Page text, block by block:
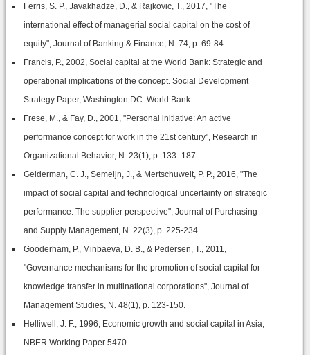
Ferris, S. P., Javakhadze, D., & Rajkovic, T., 2017, "The
international effect of managerial social capital on the cost of
equity", Journal of Banking & Finance, N. 74, p. 69-84.
Francis, P., 2002, Social capital at the World Bank: Strategic and
operational implications of the concept. Social Development
Strategy Paper, Washington DC: World Bank.
Frese, M., & Fay, D., 2001, "Personal initiative: An active
performance concept for work in the 21st century", Research in
Organizational Behavior, N. 23(1), p. 133–187.
Gelderman, C. J., Semeijn, J., & Mertschuweit, P. P., 2016, "The
impact of social capital and technological uncertainty on strategic
performance: The supplier perspective", Journal of Purchasing
and Supply Management, N. 22(3), p. 225-234.
Gooderham, P., Minbaeva, D. B., & Pedersen, T., 2011,
"Governance mechanisms for the promotion of social capital for
knowledge transfer in multinational corporations", Journal of
Management Studies, N. 48(1), p. 123-150.
Helliwell, J. F., 1996, Economic growth and social capital in Asia,
NBER Working Paper 5470.